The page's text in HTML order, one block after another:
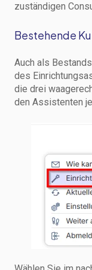
zuständigen
Bestehende
Auch als
des
die drei
den Assistenten